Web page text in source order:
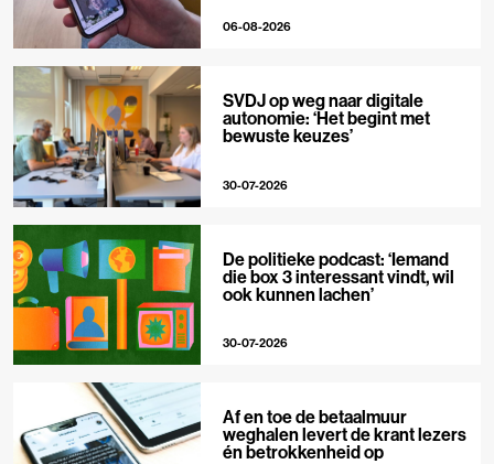
06-08-2026
SVDJ op weg naar digitale
autonomie: ‘Het begint met
bewuste keuzes’
30-07-2026
De politieke podcast: ‘Iemand
die box 3 interessant vindt, wil
ook kunnen lachen’
30-07-2026
Af en toe de betaalmuur
weghalen levert de krant lezers
én betrokkenheid op